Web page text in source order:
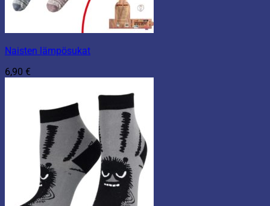
Naisten lämpösukat
6,90 €